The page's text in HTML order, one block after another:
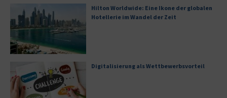
Hilton Worldwide: Eine Ikone der globalen
Hotellerie im Wandel der Zeit
Digitalisierung als Wettbewerbsvorteil